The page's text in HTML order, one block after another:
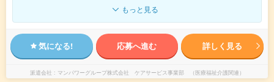
もっと見る
気になる! 応募へ進む 詳しく見る
派遣会社 マンパワーグループ株式会社 ケアサービス事業部 （医療福祉介護関連）